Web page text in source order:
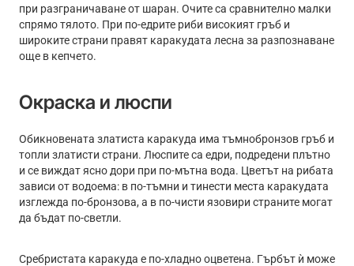
при разграничаване от шаран. Очите са сравнително малки
спрямо тялото. При по-едрите риби високият гръб и
широките страни правят каракудата лесна за разпознаване
още в кепчето.
Окраска и люспи
Обикновената златиста каракуда има тъмнобронзов гръб и
топли златисти страни. Люспите са едри, подредени плътно
и се виждат ясно дори при по-мътна вода. Цветът на рибата
зависи от водоема: в по-тъмни и тинести места каракудата
изглежда по-бронзова, а в по-чисти язовири страните могат
да бъдат по-светли.
Сребристата каракуда е по-хладно оцветена. Гърбът ѝ може